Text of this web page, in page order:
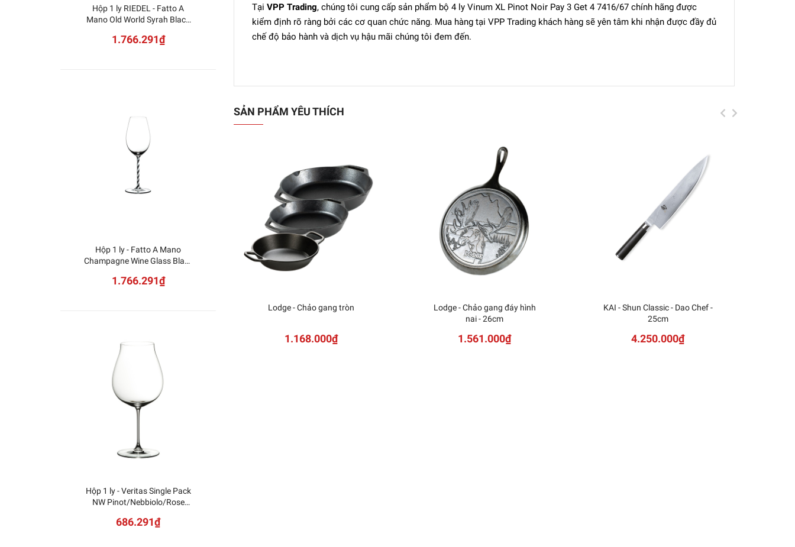
Tại VPP Trading, chúng tôi cung cấp sản phẩm bộ 4 ly Vinum XL Pinot Noir Pay 3 Get 4 7416/67 chính hãng được
kiểm định rõ ràng bởi các cơ quan chức năng. Mua hàng tại VPP Trading khách hàng sẽ yên tâm khi nhận được đầy đủ
chế độ bảo hành và dịch vụ hậu mãi chúng tôi đem đến.
SẢN PHẨM YÊU THÍCH
Lodge - Chảo gang tròn
1.168.000₫
Lodge - Chảo gang đáy hình
nai - 26cm
1.561.000₫
KAI - Shun Classic - Dao Chef -
25cm
4.250.000₫
Hộp 1 ly RIEDEL - Fatto A
Mano Old World Syrah Black
1.766.291₫
Hộp 1 ly - Fatto A Mano
Champagne Wine Glass Black
1.766.291₫
Hộp 1 ly - Veritas Single Pack
NW Pinot/Nebbiolo/Rose
686.291₫
NUDE - Ly rượu đỏ Stem Zero
Elegant Large - S
1.499.000₫
NUDE - Ly rượu đỏ Stem Zero
Elegant (M)